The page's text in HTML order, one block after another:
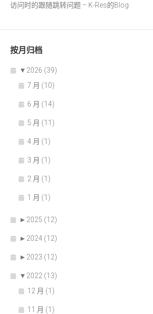
访问时的跟随跳转问题 – K-Res的Blog
按月归档
▼ 2026 (39)
7 月 (10)
6 月 (14)
5 月 (11)
4 月 (1)
3 月 (1)
2 月 (1)
1 月 (1)
► 2025 (12)
► 2024 (12)
► 2023 (12)
▼ 2022 (13)
12 月 (1)
11 月 (1)